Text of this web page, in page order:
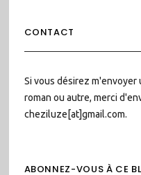
CONTACT
Si vous désirez
roman ou autre, merci
cheziluze[at]gmail.com.
ABONNEZ-VOUS À CE